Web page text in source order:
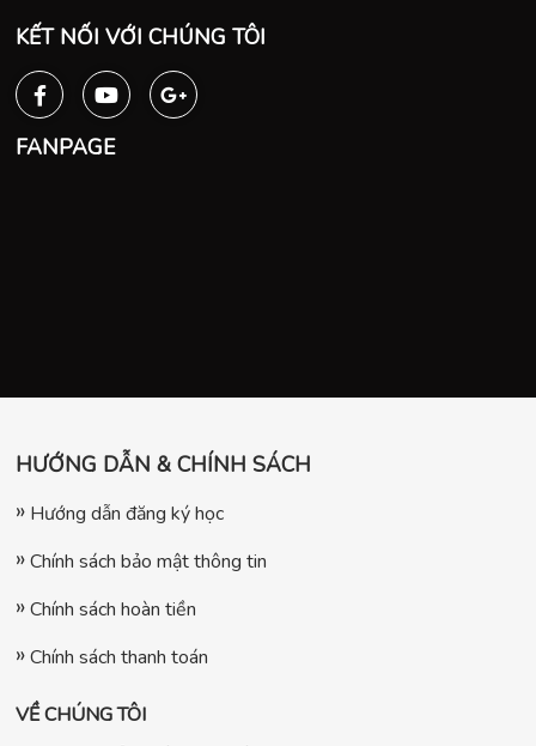
KẾT NỐI VỚI CHÚNG TÔI
FANPAGE
HƯỚNG DẪN & CHÍNH SÁCH
Hướng dẫn đăng ký học
Chính sách bảo mật thông tin
Chính sách hoàn tiền
Chính sách thanh toán
VỀ CHÚNG TÔI